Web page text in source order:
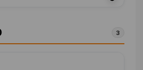
3